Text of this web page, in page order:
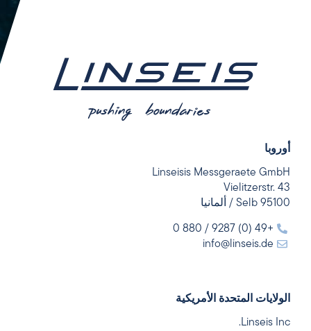
أوروبا
Linseisis Messgeraete GmbH
Vielitzerstr. 43
95100 Selb / ألمانيا
+49 (0) 9287 / 880 0
info@linseis.de
الولايات المتحدة الأمريكية
Linseis Inc.